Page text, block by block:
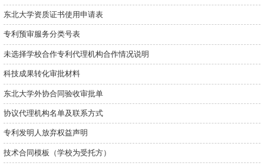
东北大学资质证书使用申请表
专利预审服务分类号表
未选择学校合作专利代理机构合作情况说明
科技成果转化审批材料
东北大学外协合同验收审批单
协议代理机构名单及联系方式
专利发明人放弃权益声明
技术合同模板（学校为受托方）